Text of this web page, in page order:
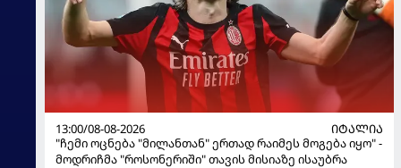
13:00/08-08-2026
ᲘᲢᲐᲚᲘᲐ
"ჩემი ოცნება "მილანთან" ერთად რაიმეს მოგება იყო" -
მოდრიჩმა "როსონერიში" თავის მისიაზე ისაუბრა